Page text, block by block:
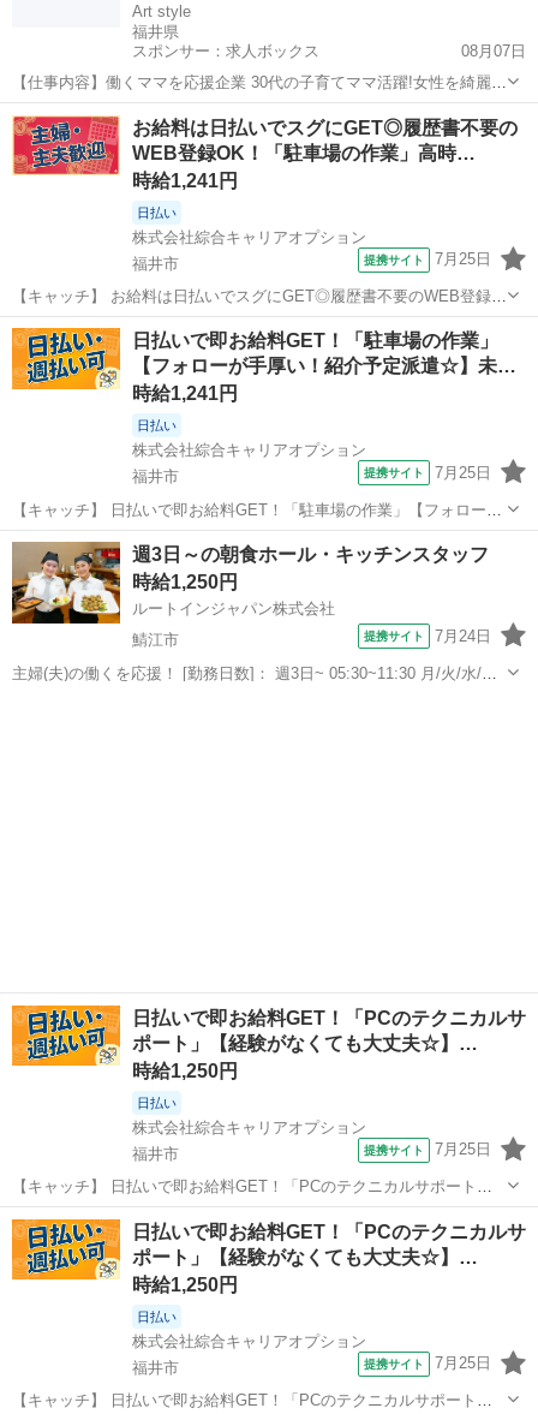
Art style
福井県
スポンサー：求人ボックス
08月07日
【仕事内容】働くママを応援企業 30代の子育てママ活躍!女性を綺麗に
するプロ集団 <募集職種> エステティシャン <仕事内容> エステの施術
を中心としたサロン業務全般 施術・受付・カウンセリング・清掃・商
品仕入れなど フェイシャル...
アルバイト・パート
お給料は日払いでスグにGET◎履歴書不要の
WEB登録OK！「駐車場の作業」高時…
時給1,241円
日払い
株式会社綜合キャリアオプション
福井市
提携サイト 7月25日
【キャッチ】 お給料は日払いでスグにGET◎履歴書不要のWEB登録
OK！「駐車場の作業」高時給1241円！福井城址大名町周辺！20代～
40代のスタッフが多数活躍中★ 【コメント】 弊社なら事前の職場見学
が多数！お仕事安心ス...
福井 福井市 その他
日払いで即お給料GET！「駐車場の作業」
【フォローが手厚い！紹介予定派遣☆】未…
時給1,241円
日払い
株式会社綜合キャリアオプション
福井市
提携サイト 7月25日
【キャッチ】 日払いで即お給料GET！「駐車場の作業」【フォローが
手厚い！紹介予定派遣☆】未経験でも大丈夫☆ウレシイ残業ほぼナシ♪
高時給1241円！ 【コメント】 ＼大手人材派遣会社で働きませんか♪／
「新しい職場は不安...
福井 福井市 その他
週3日～の朝食ホール・キッチンスタッフ
時給1,250円
ルートインジャパン株式会社
鯖江市
提携サイト 7月24日
主婦(夫)の働くを応援！ [勤務日数]： 週3日~ 05:30~11:30 月/火/水/木/
日払いで即お給料GET！「PCのテクニカルサ
ポート」【経験がなくても大丈夫☆】…
時給1,250円
日払い
株式会社綜合キャリアオプション
福井市
提携サイト 7月25日
【キャッチ】 日払いで即お給料GET！「PCのテクニカルサポート」
【経験がなくても大丈夫☆】残業ほぼナシでプラ充！好きな髪色で
OK♪少人数の職場！高時給1250円！ 【コメント】 弊社なら事前の職
場見学が多数！お仕事安心ス...
福井 福井市 その他
日払いで即お給料GET！「PCのテクニカルサ
ポート」【経験がなくても大丈夫☆】…
時給1,250円
日払い
株式会社綜合キャリアオプション
福井市
提携サイト 7月25日
【キャッチ】 日払いで即お給料GET！「PCのテクニカルサポート」